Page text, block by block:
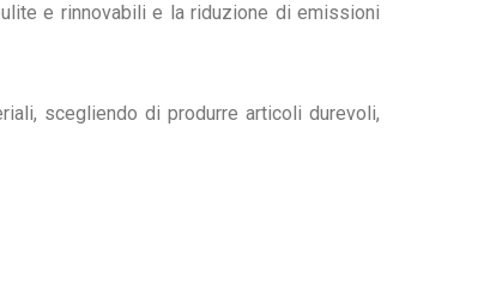
e rinnovabili e la riduzione di emissioni
scegliendo di produrre articoli durevoli,